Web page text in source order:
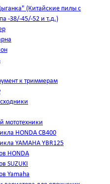
(Китайские пилы с
-38/-45/-52 и т.д.)
к триммерам
мототехники
HONDA CB400
YAMAHA YBR125
HONDA
SUZUKI
Yamaha